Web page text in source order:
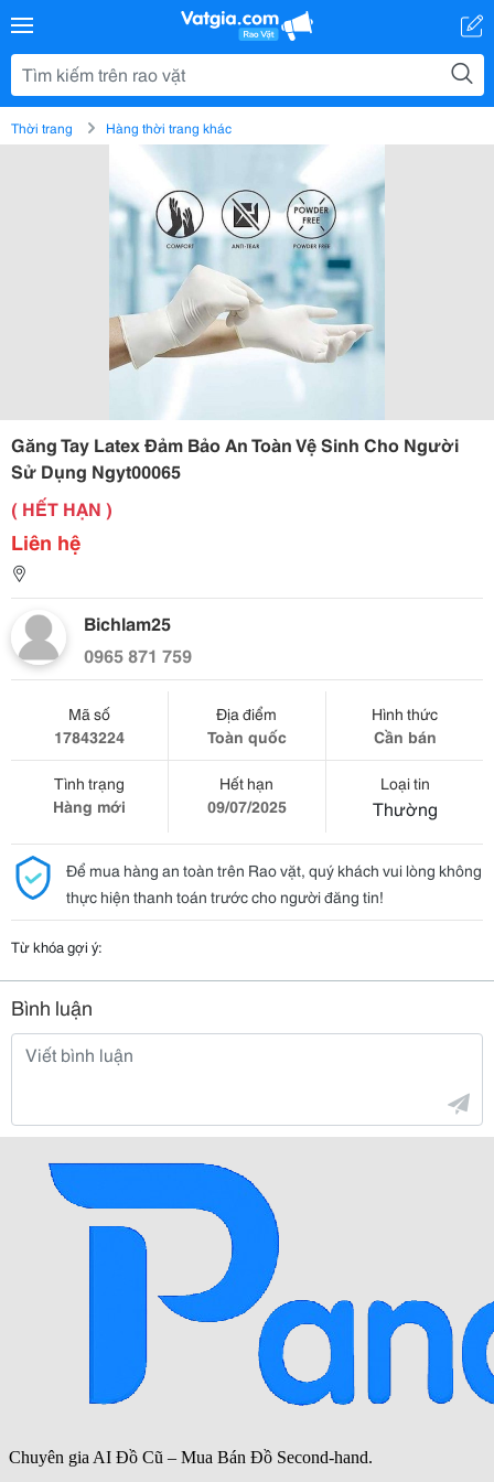
Thời trang Hàng thời trang khác
Găng Tay Latex Đảm Bảo An Toàn Vệ Sinh Cho Người
Sử Dụng Ngyt00065
( HẾT HẠN )
Liên hệ
Bichlam25
0965 871 759
Mã số
17843224
Địa điểm
Toàn quốc
Hình thức
Cần bán
Tình trạng
Hàng mới
Hết hạn
09/07/2025
Loại tin
Thường
Để mua hàng an toàn trên Rao vặt, quý khách vui lòng không
thực hiện thanh toán trước cho người đăng tin!
Từ khóa gợi ý:
Bình luận